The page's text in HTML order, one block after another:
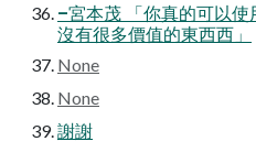
–宮本茂 「你真的可以
沒有很多價值的東⻄西」
None
None
謝謝